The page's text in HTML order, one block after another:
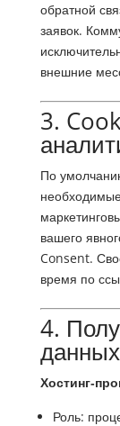
обратной
заявок.
внешние
3.
По
вашего
Consent.
время по
4.
данных
Роль: